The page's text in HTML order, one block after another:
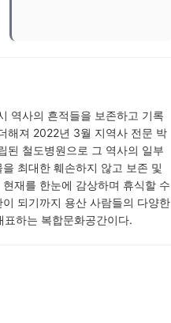
역사의 흔적들을 보존하고 기록
해져 2022년 3월 지역사 전문 박
된 철도병원으로 그 역사의 일부
최대한 훼손하지 않고 보존 및
재를 한눈에 감상하며 휴식할 수
되기까지 용산 사람들의 다양한
하는 복합문화공간이다.